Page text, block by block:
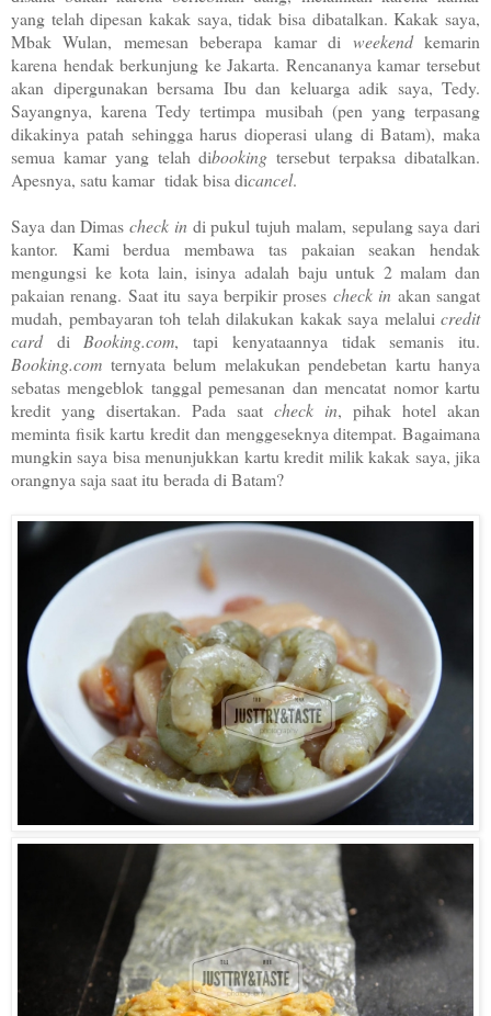
yang telah dipesan kakak saya, tidak bisa dibatalkan. Kakak saya,
Mbak Wulan, memesan beberapa kamar di weekendkemarin
karena hendak berkunjung ke Jakarta. Rencananya kamar tersebut
akan dipergunakan bersama Ibu dan keluarga adik saya, Tedy.
Sayangnya, karena Tedy tertimpa musibah (pen yang terpasang
dikakinya patah sehingga harus dioperasi ulang di Batam), maka
semua kamar yang telah dibooking tersebut terpaksa dibatalkan.
Apesnya, satu kamar tidak bisa dicancel.
Saya dan Dimascheck in di pukul tujuh malam, sepulang saya dari
kantor. Kami berdua membawa tas pakaian seakan hendak
mengungsi ke kota lain, isinya adalah baju untuk 2 malam dan
pakaian renang. Saat itu saya berpikir proses check in akan sangat
mudah, pembayaran toh telah dilakukan kakak saya melalui credit
carddi Booking.com, tapi kenyataannya tidak semanis itu.
Booking.com ternyata belum melakukan pendebetan kartu hanya
sebatas mengeblok tanggal pemesanan dan mencatat nomor kartu
kredit yang disertakan. Pada saat check in, pihak hotel akan
meminta fisik kartu kredit dan menggeseknya ditempat. Bagaimana
mungkin saya bisa menunjukkan kartu kredit milik kakak saya, jika
orangnya saja saat itu berada di Batam?